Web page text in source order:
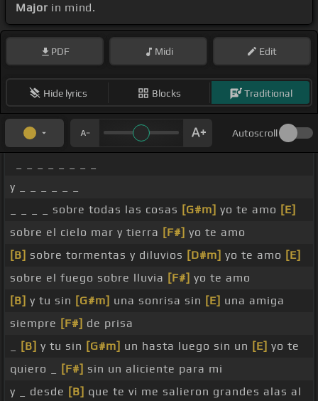
Major in mind.
PDF Midi Edit
Hide lyrics Blocks Traditional
Autoscroll
y _ _ _ _ _ _
_ _ _ _ sobre todas las cosas [G#m] yo te amo [E]
sobre el cielo mar y tierra [F#] yo te amo
[B] sobre tormentas y diluvios [D#m] yo te amo [E]
sobre el fuego sobre lluvia [F#] yo te amo
[B] y tu sin [G#m] una sonrisa sin [E] una amiga
siempre [F#] de prisa
[B] y tu sin [G#m] un hasta luego sin un [E] yo te
quiero _
[F#] sin un aliciente para mi
y _ desde [B] que te vi me salieron grandes alas al